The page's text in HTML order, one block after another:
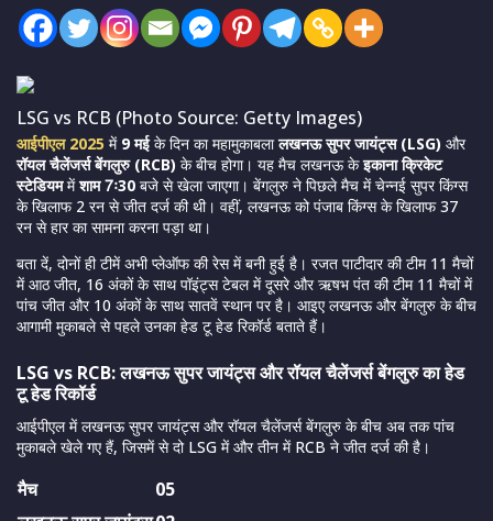
LSG vs RCB (Photo Source: Getty Images)
आईपीएल 2025 में 9 मईके दिन का महामुकाबलालखनऊ सुपर जायंट्स (LSG) और
रॉयल चैलेंजर्स बेंगलुरु (RCB) के बीच होगा। यह मैच लखनऊ केइकाना क्रिकेट
स्टेडियममेंशाम 7ः30 बजे से खेला जाएगा। बेंगलुरु ने पिछले मैच में चेन्नई सुपर किंग्स
के खिलाफ 2 रन से जीत दर्ज की थी। वहीं, लखनऊ को पंजाब किंग्स के खिलाफ 37
रन से हार का सामना करना पड़ा था।
बता दें, दोनों ही टीमें अभी प्लेऑफ की रेस में बनी हुई है। रजत पाटीदार की टीम 11 मैचों
में आठ जीत, 16 अंकों के साथ पॉइंट्स टेबल में दूसरे और ऋषभ पंत की टीम 11 मैचों में
पांच जीत और 10 अंकों के साथ सातवें स्थान पर है। आइए लखनऊ और बेंगलुरु के बीच
आगामी मुकाबले से पहले उनका हेड टू हेड रिकॉर्ड बताते हैं।
LSG vs RCB: लखनऊ सुपर जायंट्स और रॉयल चैलेंजर्स बेंगलुरु का हेड
टू हेड रिकॉर्ड
आईपीएल में लखनऊ सुपर जायंट्स और रॉयल चैलेंजर्स बेंगलुरु के बीच अब तक पांच
मुकाबले खेले गए हैं, जिसमें से दो LSG में और तीन में RCB ने जीत दर्ज की है।
मैच
05